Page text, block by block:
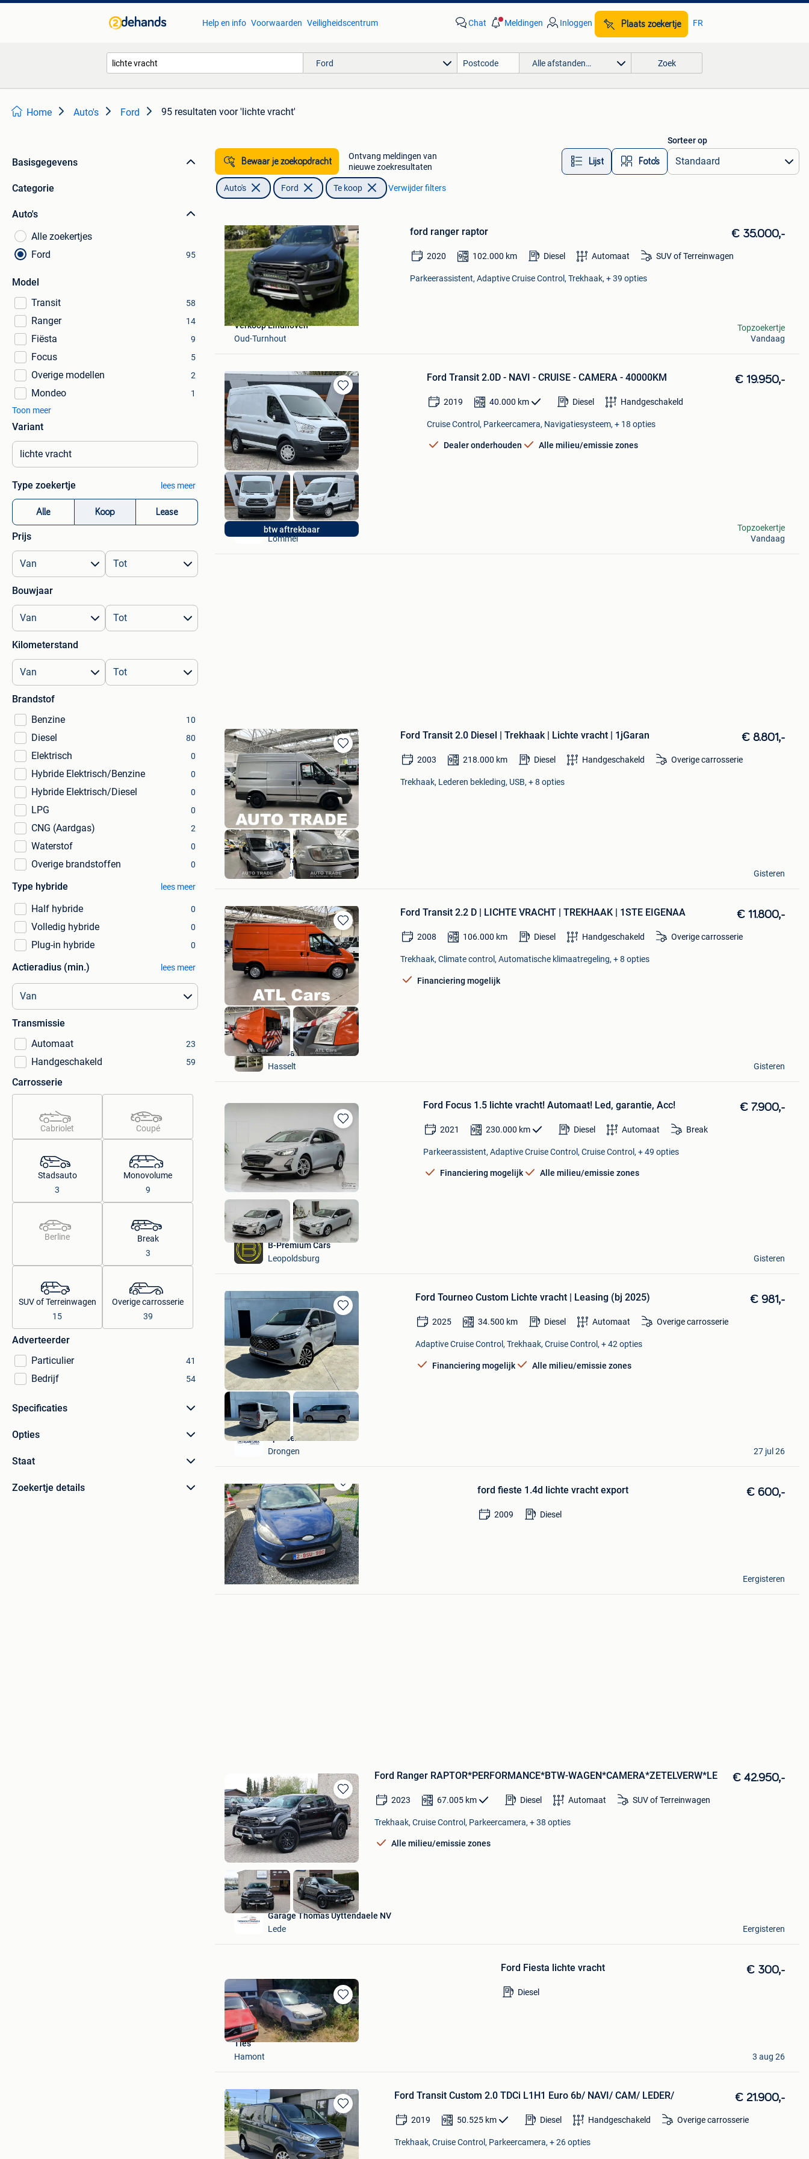
Help en info Voorwaarden Veiligheidscentrum Chat Meldingen Inloggen Plaats zoekertje FR
Ford Alle afstanden… Zoek
Home Auto's Ford 95 resultaten voor 'lichte vracht'
Basisgegevens
Categorie
Auto's
Alle zoekertjes
Ford
95
Model
Transit
58
Ranger 14
Fiësta 9
Focus 5
Overige modellen 2
Mondeo
1
Toon meer
Variant
Type zoekertje lees meer
Alle Koop Lease
Prijs
Bouwjaar
Kilometerstand
Brandstof
Benzine
10
Diesel 80
Elektrisch 0
Hybride Elektrisch/Benzine 0
Hybride Elektrisch/Diesel 0
LPG 0
CNG (Aardgas) 2
Waterstof 0
Overige brandstoffen 0
Type hybride lees meer
Half hybride 0
Volledig hybride 0
Plug-in hybride 0
Actieradius (min.) lees meer
Transmissie
Automaat
23
Handgeschakeld 59
Carrosserie
Cabriolet Coupé
Stadsauto
3
Monovolume
9
Berline
Break
3
SUV of Terreinwagen
15
Overige carrosserie
39
Adverteerder
Particulier
41
Bedrijf 54
Specificaties
Opties
Staat
Zoekertje details
Bewaar je zoekopdracht
Ontvang meldingen van
nieuwe zoekresultaten
Lijst Foto’s
Sorteer op
Auto's Ford Te koop Verwijder filters
Mijn
Favorieten
ford ranger raptor € 35.000,-
2020 102.000 km Diesel Automaat SUV of Terreinwagen
Parkeerassistent, Adaptive Cruise Control, Trekhaak, + 39 opties
Verkoop Eindhoven
Oud-Turnhout
Topzoekertje
Vandaag
Bewaren
in
Mijn
Favorieten
btw aftrekbaar
Ford Transit 2.0D - NAVI - CRUISE - CAMERA - 40000KM € 19.950,-
2019 40.000 km Diesel Handgeschakeld
Cruise Control, Parkeercamera, Navigatiesysteem, + 18 opties
Dealer onderhouden Alle milieu/emissie zones
VD Auto Lommel
Lommel
Topzoekertje
Vandaag
Bewaren
in
Mijn
Favorieten
Ford Transit 2.0 Diesel | Trekhaak | Lichte vracht | 1jGaran € 8.801,-
2003 218.000 km Diesel Handgeschakeld Overige carrosserie
Trekhaak, Lederen bekleding, USB, + 8 opties
Autotrade
Hasselt
Gisteren
Bewaren
in
Mijn
Favorieten
Ford Transit 2.2 D | LICHTE VRACHT | TREKHAAK | 1STE EIGENAA € 11.800,-
2008 106.000 km Diesel Handgeschakeld Overige carrosserie
Trekhaak, Climate control, Automatische klimaatregeling, + 8 opties
Financiering mogelijk
ATL Cars
Hasselt
Gisteren
Bewaren
in
Mijn
Favorieten
Ford Focus 1.5 lichte vracht! Automaat! Led, garantie, Acc! € 7.900,-
2021 230.000 km Diesel Automaat Break
Parkeerassistent, Adaptive Cruise Control, Cruise Control, + 49 opties
Financiering mogelijk Alle milieu/emissie zones
B-Premium Cars
Leopoldsburg
Gisteren
Bewaren
in
Mijn
Favorieten
Ford Tourneo Custom Lichte vracht | Leasing (bj 2025) € 981,-
2025 34.500 km Diesel Automaat Overige carrosserie
Adaptive Cruise Control, Trekhaak, Cruise Control, + 42 opties
Financiering mogelijk Alle milieu/emissie zones
Spardex
Drongen
27 jul 26
Bewaren
in
Mijn
Favorieten
ford fieste 1.4d lichte vracht export € 600,-
2009 Diesel
Dennis
Heusden
Eergisteren
Bewaren
in
Mijn
Favorieten
Ford Ranger RAPTOR*PERFORMANCE*BTW-WAGEN*CAMERA*ZETELVERW*LE € 42.950,-
2023 67.005 km Diesel Automaat SUV of Terreinwagen
Trekhaak, Cruise Control, Parkeercamera, + 38 opties
Alle milieu/emissie zones
Garage Thomas Uyttendaele NV
Lede
Eergisteren
Bewaren
in
Mijn
Favorieten
Ford Fiesta lichte vracht € 300,-
Diesel
Ties
Hamont
3 aug 26
Bewaren
in
Mijn
Favorieten
Ford Transit Custom 2.0 TDCi L1H1 Euro 6b/ NAVI/ CAM/ LEDER/ € 21.900,-
2019 50.525 km Diesel Handgeschakeld Overige carrosserie
Trekhaak, Cruise Control, Parkeercamera, + 26 opties